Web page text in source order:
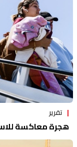
تقرير
هجرة معاكسة